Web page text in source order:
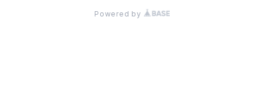
Powered by